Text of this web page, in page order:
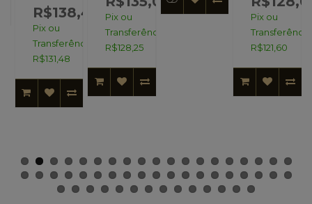
R$138,40
Pix ou
Transferência:
R$131,48
Pix ou
Transferência:
R$128,25
Pix ou
R$121,60